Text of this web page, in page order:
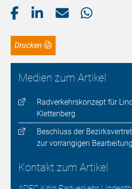
Drucken
Medien zum Artikel
Radverkehrskonzept für
Klettenberg
Beschluss der
zur vorrangigen Bearbeitung
Kontakt zum Artikel